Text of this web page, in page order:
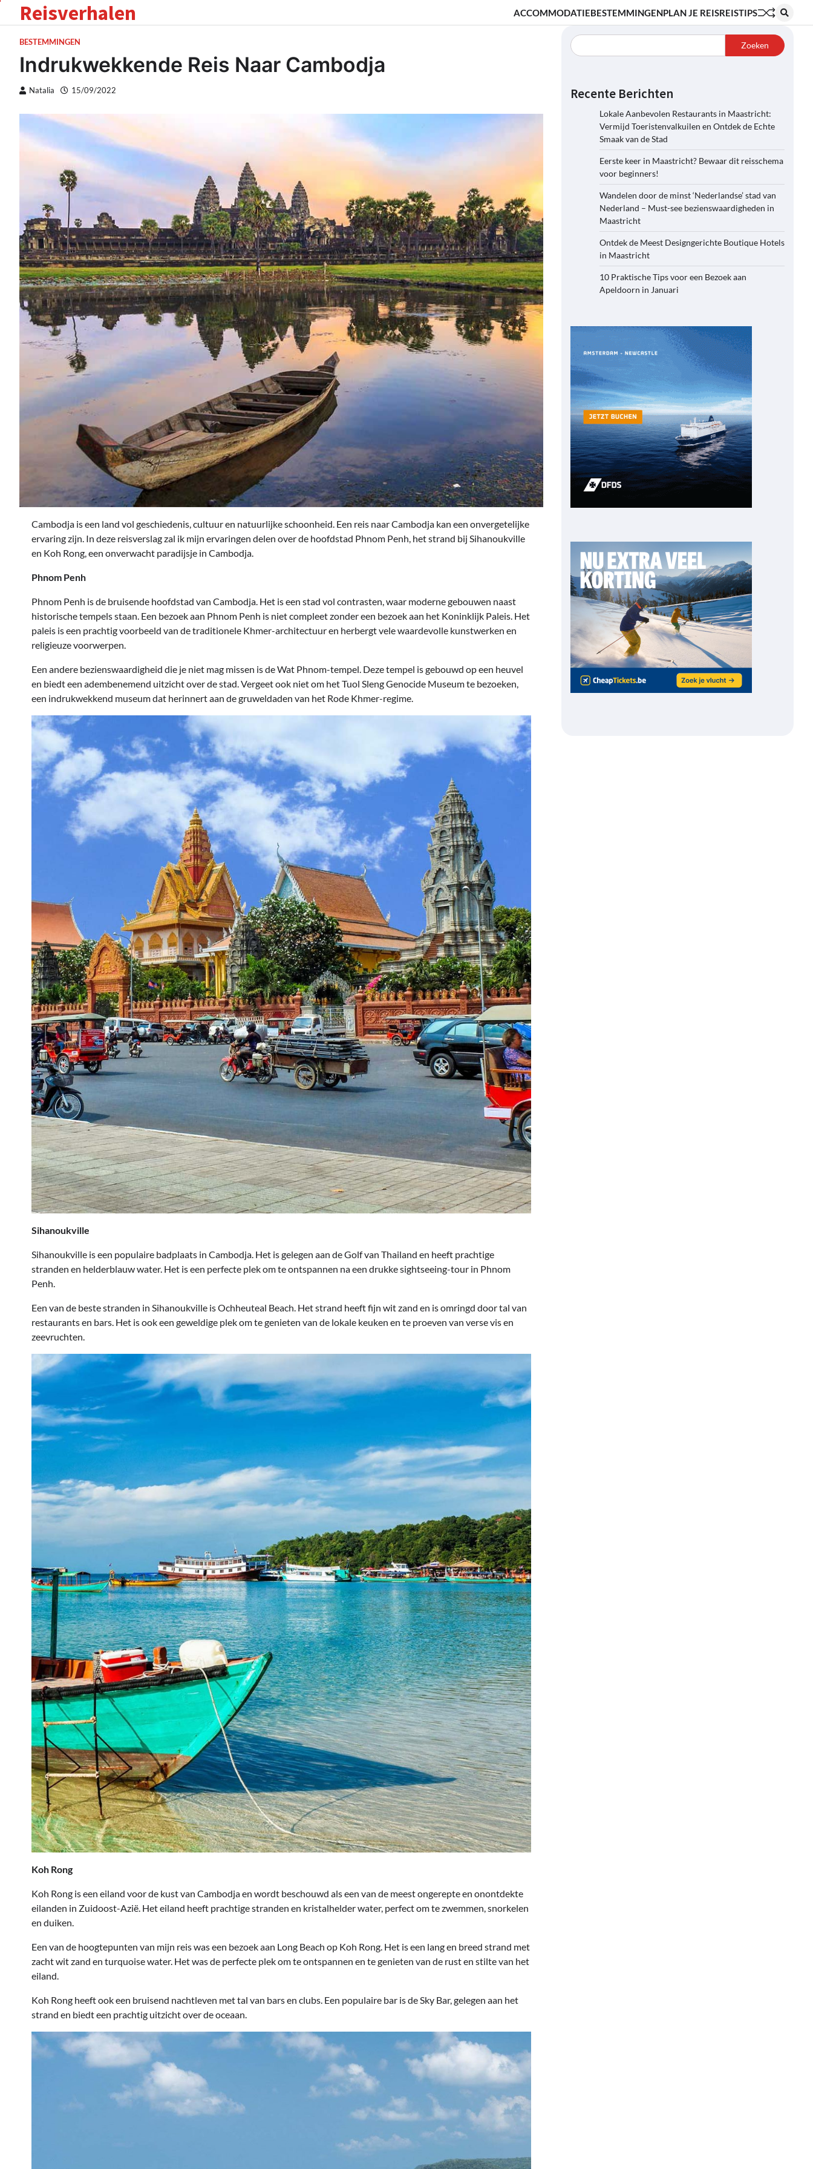
Reisverhalen ACCOMMODATIEBESTEMMINGENPLAN JE REISREISTIPS
BESTEMMINGEN
Indrukwekkende Reis Naar Cambodja
Natalia 15/09/2022
Cambodja is een land vol geschiedenis, cultuur en natuurlijke schoonheid. Een reis naar Cambodja kan een onvergetelijke
ervaring zijn. In deze reisverslag zal ik mijn ervaringen delen over de hoofdstad Phnom Penh, het strand bij Sihanoukville
en Koh Rong, een onverwacht paradijsje in Cambodja.
Phnom Penh
Phnom Penh is de bruisende hoofdstad van Cambodja. Het is een stad vol contrasten, waar moderne gebouwen naast
historische tempels staan. Een bezoek aan Phnom Penh is niet compleet zonder een bezoek aan het Koninklijk Paleis. Het
paleis is een prachtig voorbeeld van de traditionele Khmer-architectuur en herbergt vele waardevolle kunstwerken en
religieuze voorwerpen.
Een andere bezienswaardigheid die je niet mag missen is de Wat Phnom-tempel. Deze tempel is gebouwd op een heuvel
en biedt een adembenemend uitzicht over de stad. Vergeet ook niet om het Tuol Sleng Genocide Museum te bezoeken,
een indrukwekkend museum dat herinnert aan de gruweldaden van het Rode Khmer-regime.
Sihanoukville
Sihanoukville is een populaire badplaats in Cambodja. Het is gelegen aan de Golf van Thailand en heeft prachtige
stranden en helderblauw water. Het is een perfecte plek om te ontspannen na een drukke sightseeing-tour in Phnom
Penh.
Een van de beste stranden in Sihanoukville is Ochheuteal Beach. Het strand heeft fijn wit zand en is omringd door tal van
restaurants en bars. Het is ook een geweldige plek om te genieten van de lokale keuken en te proeven van verse vis en
zeevruchten.
Koh Rong
Koh Rong is een eiland voor de kust van Cambodja en wordt beschouwd als een van de meest ongerepte en onontdekte
eilanden in Zuidoost-Azië. Het eiland heeft prachtige stranden en kristalhelder water, perfect om te zwemmen, snorkelen
en duiken.
Een van de hoogtepunten van mijn reis was een bezoek aan Long Beach op Koh Rong. Het is een lang en breed strand met
zacht wit zand en turquoise water. Het was de perfecte plek om te ontspannen en te genieten van de rust en stilte van het
eiland.
Koh Rong heeft ook een bruisend nachtleven met tal van bars en clubs. Een populaire bar is de Sky Bar, gelegen aan het
strand en biedt een prachtig uitzicht over de oceaan.
Zoeken
Recente Berichten
Lokale Aanbevolen Restaurants in Maastricht:
Vermijd Toeristenvalkuilen en Ontdek de Echte
Smaak van de Stad
Eerste keer in Maastricht? Bewaar dit reisschema
voor beginners!
Wandelen door de minst ‘Nederlandse’ stad van
Nederland – Must-see bezienswaardigheden in
Maastricht
Ontdek de Meest Designgerichte Boutique Hotels
in Maastricht
10 Praktische Tips voor een Bezoek aan
Apeldoorn in Januari